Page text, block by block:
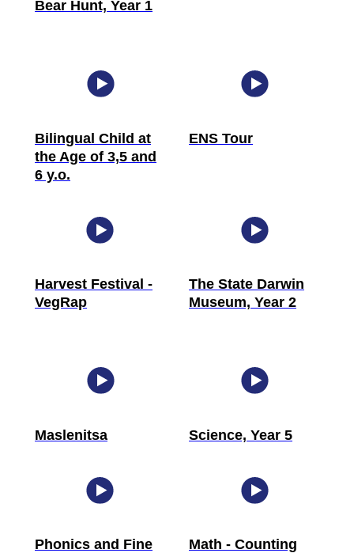
Bear Hunt, Year 1
Bilingual Child at
the Age of 3,5 and
6 y.o.
ENS Tour
Harvest Festival -
VegRap
The State Darwin
Museum, Year 2
Maslenitsa Science, Year 5
Phonics and Fine
Math - Counting